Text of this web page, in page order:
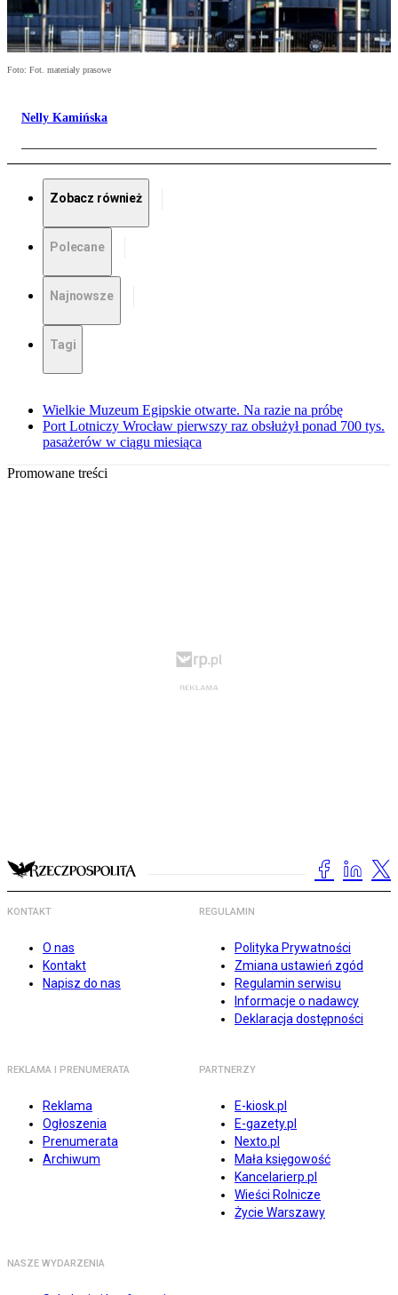
Foto: Fot. materiały prasowe
Nelly Kamińska
Zobacz również
Polecane
Najnowsze
Tagi
Wielkie Muzeum Egipskie otwarte. Na razie na próbę
Port Lotniczy Wrocław pierwszy raz obsłużył ponad 700 tys.
pasażerów w ciągu miesiąca
Promowane treści
KONTAKT
O nas
Kontakt
Napisz do nas
REGULAMIN
Polityka Prywatności
Zmiana ustawień zgód
Regulamin serwisu
Informacje o nadawcy
Deklaracja dostępności
REKLAMA I PRENUMERATA
Reklama
Ogłoszenia
Prenumerata
Archiwum
PARTNERZY
E-kiosk.pl
E-gazety.pl
Nexto.pl
Mała księgowość
Kancelarierp.pl
Wieści Rolnicze
Życie Warszawy
NASZE WYDARZENIA